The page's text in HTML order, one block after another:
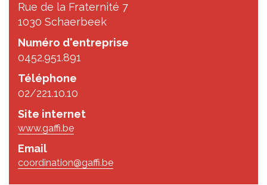
Rue de la Fraternité 7
1030 Schaerbeek
Numéro d'entreprise
0452.951.891
Téléphone
02/221.10.10
Site internet
www.gaffi.be
Email
coordination@gaffi.be